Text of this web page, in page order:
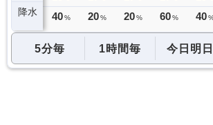
降水
0 ミリ 40 % 20 % 20 % 60 % 40
5分毎 1時間毎 今日明日